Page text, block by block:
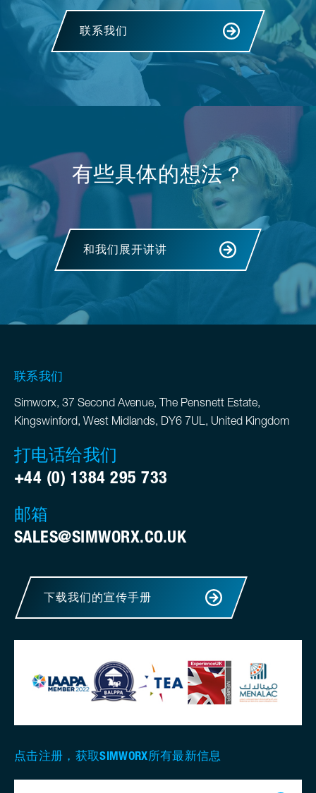
联系我们
有些具体的想法？
和我们展开讲讲
联系我们
Simworx, 37 Second Avenue, The Pensnett Estate,
Kingswinford, West Midlands, DY6 7UL, United Kingdom
打电话给我们
+44 (0) 1384 295 733
邮箱
SALES@SIMWORX.CO.UK
下载我们的宣传手册
点击注册，获取SIMWORX所有最新信息